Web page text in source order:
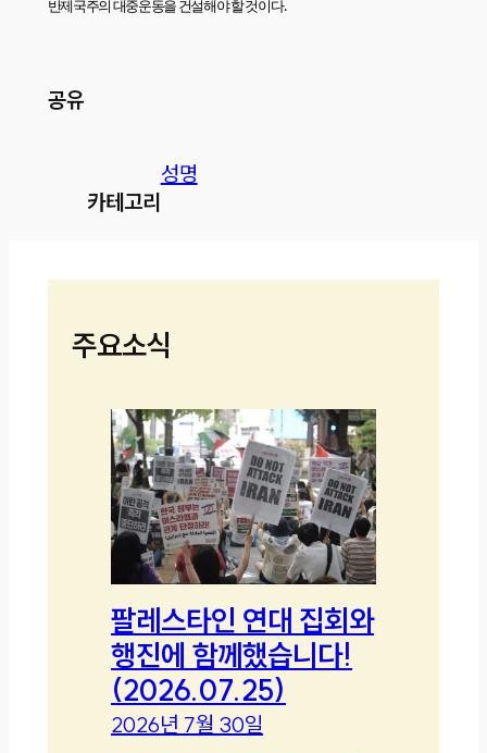
반제국주의 대중운동을 건설해야 할 것이다.
공유
카테고리
성명
주요소식
팔레스타인 연대 집회와
행진에 함께했습니다!
(2026.07.25)
2026년 7월 30일